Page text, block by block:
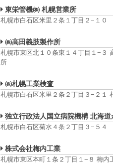
東栄管機㈱ 札幌営業所
札幌市白石区米里２条１丁目２−１０
㈱高田義肢製作所
札幌市東区北１０条東１４丁目１−３
所
㈱札幌工業検査
札幌市白石区米里２条２丁目３−２１
独立行政法人国立病院機構 北海
札幌市白石区菊水４条２丁目３−５４
株式会社梅内工業
札幌市東区本町１条２丁目１−８ 梅内